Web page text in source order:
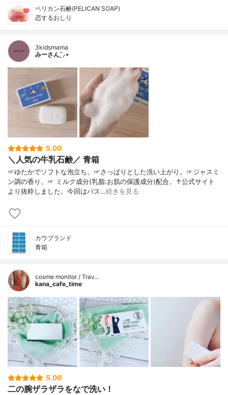
ペリカン石鹸(PELICAN SOAP)
恋するおしり
3kidsmama
みーさん¨̮⸝⋆
5.00
＼人気の牛乳石鹸／ 青箱
☞ゆたかでソフトな泡立ち。☞さっぱりとした洗い上がり。☞ジャスミ
ン調の香り。☞ ミルク成分(乳脂:お肌の保護成分)配合。↑公式サイト
より抜粋しました。今回はバス…続きを見る
カウブランド
青箱
cosme monitor / Trav…
kana_cafe_time
5.00
二の腕ザラザラをなで洗い！